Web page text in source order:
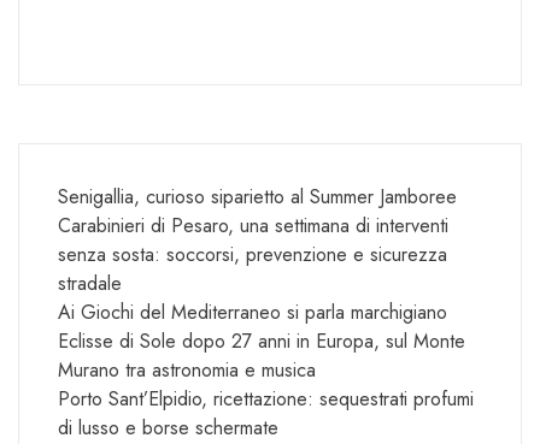
Senigallia, curioso siparietto al Summer Jamboree
Carabinieri di Pesaro, una settimana di interventi
senza sosta: soccorsi, prevenzione e sicurezza
stradale
Ai Giochi del Mediterraneo si parla marchigiano
Eclisse di Sole dopo 27 anni in Europa, sul Monte
Murano tra astronomia e musica
Porto Sant’Elpidio, ricettazione: sequestrati profumi
di lusso e borse schermate